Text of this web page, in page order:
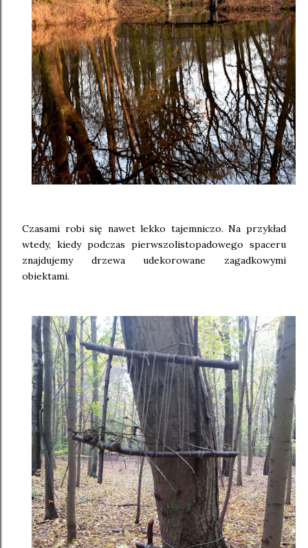
Czasami robi się nawet lekko tajemniczo. Na przykład
wtedy, kiedy podczas pierwszolistopadowego spaceru
znajdujemy drzewa udekorowane zagadkowymi
obiektami.